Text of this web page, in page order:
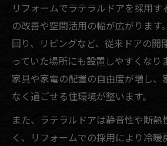
リフォーム費用相場とラ
帯解説
リフォームで失敗しない
見方
リフォーム費用を左右する
比較
リフォーム相場と追加費
リフォームでラテラルドアを採用す
の改善や空間活用の幅が広がります
回り、リビングなど、従来ドアの開
っていた場所にも設置しやすくなり
家具や家電の配置の自由度が増し、
なく過ごせる住環境が整います。
また、ラテラルドアは静音性や断熱
く、リフォームでの採用により冷暖